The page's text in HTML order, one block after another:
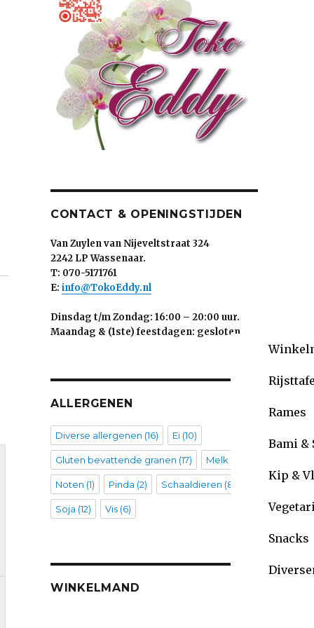
CONTACT & OPENINGSTIJDEN
Van Zuylen van Nijeveltstraat 324
2242 LP Wassenaar.
T: 070-5171761
E: info@TokoEddy.nl
Dinsdag t/m Zondag: 16:00 – 20:00 uur.
Maandag & (1ste) feestdagen: gesloten.
ALLERGENEN
Diverse allergenen (16) Ei(10)
Gluten bevattende granen (17) Melk(10)
Noten (1) Pinda (2) Schaaldieren (8)
Soja (12) Vis(6)
WINKELMAND
Rames
Bami &
Kip &
Snacks